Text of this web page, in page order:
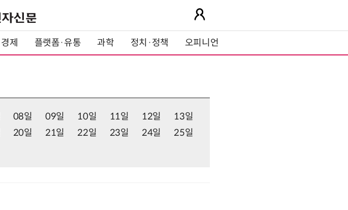
경제 플랫폼·유통 과학 정치·정책 오피니언
08일 09일 10일 11일 12일
13일
20일 21일 22일 23일 24일
25일